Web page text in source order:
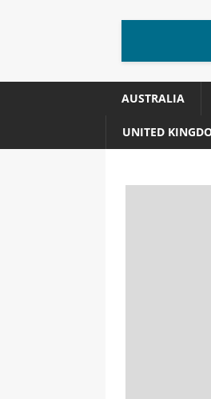
AUSTRALIA
UNITED